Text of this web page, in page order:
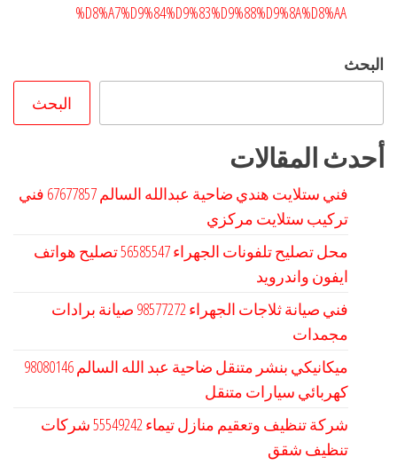
%D8%A7%D9%84%D9%83%D9%88%D9%8A%D8%AA
البحث
البحث
أحدث المقالات
فني ستلايت هندي ضاحية عبدالله السالم 67677857 فني
تركيب ستلايت مركزي
محل تصليح تلفونات الجهراء 56585547 تصليح هواتف
ايفون واندرويد
فني صيانة ثلاجات الجهراء 98577272 صيانة برادات
مجمدات
كهربائي سيارات متنقل
شركة تنظيف وتعقيم منازل تيماء 55549242 شركات
تنظيف شقق